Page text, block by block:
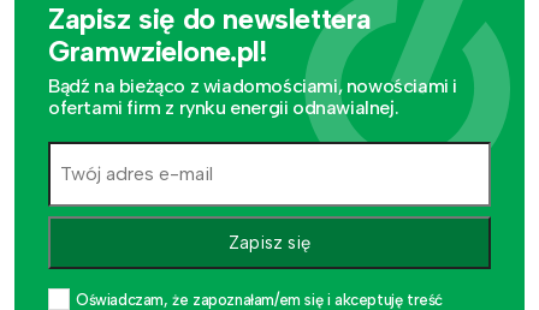
Zapisz się do newslettera
Gramwzielone.pl!
Bądź na bieżąco z wiadomościami, nowościami i
ofertami firm z rynku energii odnawialnej.
Zapisz się
Oświadczam, że zapoznałam/em się i akceptuję treść